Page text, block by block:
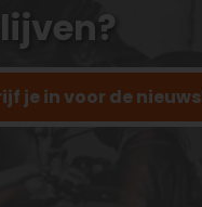
je in voor de